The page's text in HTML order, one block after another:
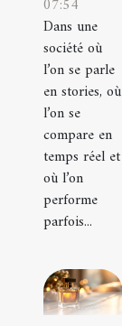
07:54
Dans une
société où
l’on se parle
en stories, où
l’on se
compare en
temps réel et
où l’on
performe
parfois...